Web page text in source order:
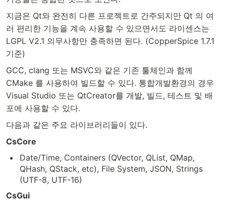
지금은 Qt와 완전히 다른 프로젝트로 간주되지만 Qt 의 여
러 편리한 기능을 계속 사용할 수 있으면서도 라이센스는
LGPL V2.1 의무사항만 충족하면 된다. (CopperSpice 1.7.1
기준)
GCC, clang 또는 MSVC와 같은 기존 툴체인과 함께
CMake 를 사용하여 빌드할 수 있다. 통합개발환경의 경우
Visual Studio 또는 QtCreator를 개발, 빌드, 테스트 및 배
포에 사용할 수 있다.
다음과 같은 주요 라이브러리들이 있다.
CsCore
Date/Time, Containers (QVector, QList, QMap,
QHash, QStack, etc), File System, JSON, Strings
(UTF-8, UTF-16)
CsGui